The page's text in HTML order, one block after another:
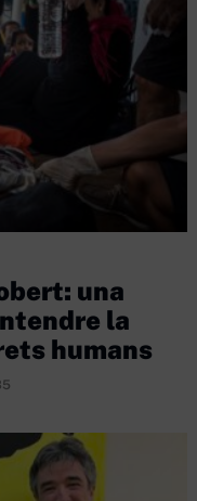
una
la
humans